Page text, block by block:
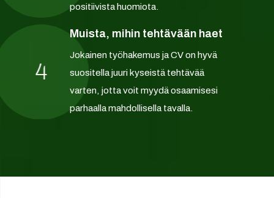
positiivista huomiota.
4
Muista, mihin tehtävään haet
Jokainen työhakemus ja CV on hyvä
suositella juuri kyseistä tehtävää
varten, jotta voit myydä osaamisesi
parhaalla mahdollisella tavalla.